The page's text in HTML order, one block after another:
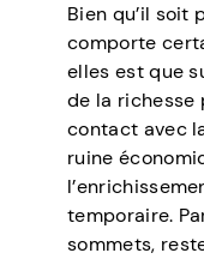
Bien qu’il soit
comporte
elles est que
de la richesse
contact avec
ruine
temporaire.
sommets,